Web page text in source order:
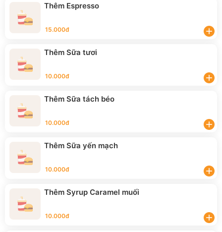
Thêm Espresso
15.000đ add
Thêm Sữa tươi
10.000đ add
Thêm Sữa tách béo
10.000đ add
Thêm Sữa yến mạch
10.000đ add
Thêm Syrup Caramel muối
10.000đ add